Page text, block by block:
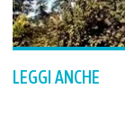
LEGGI ANCHE